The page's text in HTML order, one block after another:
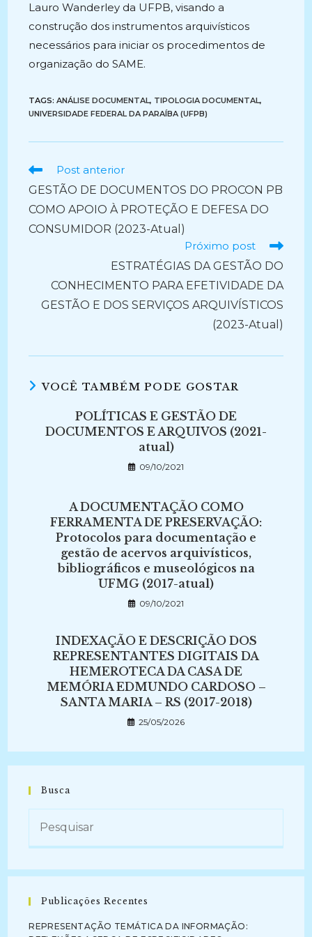
Lauro Wanderley da UFPB, visando a
construção dos instrumentos arquivísticos
necessários para iniciar os procedimentos de
organização do SAME.
TAGS:ANÁLISE DOCUMENTAL, TIPOLOGIA DOCUMENTAL,
UNIVERSIDADE FEDERAL DA PARAÍBA (UFPB)
Ler
artigos
Post anterior
GESTÃO DE DOCUMENTOS DO PROCON PB
COMO APOIO À PROTEÇÃO E DEFESA DO
CONSUMIDOR (2023-Atual)
Próximo post
ESTRATÉGIAS DA GESTÃO DO
CONHECIMENTO PARA EFETIVIDADE DA
GESTÃO E DOS SERVIÇOS ARQUIVÍSTICOS
(2023-Atual)
VOCÊ TAMBÉM PODE GOSTAR
POLÍTICAS E GESTÃO DE
DOCUMENTOS E ARQUIVOS (2021-
atual)
09/10/2021
A DOCUMENTAÇÃO COMO
FERRAMENTA DE PRESERVAÇÃO:
Protocolos para documentação e
gestão de acervos arquivísticos,
bibliográficos e museológicos na
UFMG (2017-atual)
09/10/2021
INDEXAÇÃO E DESCRIÇÃO DOS
REPRESENTANTES DIGITAIS DA
HEMEROTECA DA CASA DE
MEMÓRIA EDMUNDO CARDOSO –
SANTA MARIA – RS (2017-2018)
25/05/2026
Busca
Publicações Recentes
REPRESENTAÇÃO TEMÁTICA DA INFORMAÇÃO: